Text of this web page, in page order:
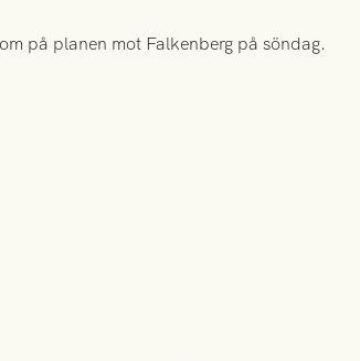
på planen mot Falkenberg på söndag.